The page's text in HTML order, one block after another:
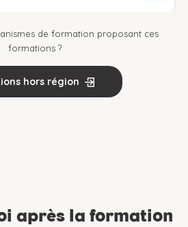
de formation proposant ces
formations ?
hors région
après la formation